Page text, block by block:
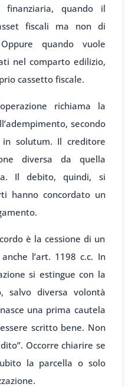
finanziaria, quando il
fiscali ma non di
quando vuole
nel comparto edilizio,
cassetto fiscale.
richiama la
secondo
solutum. Il creditore
diversa da quella
Il debito, quindi, si
hanno concordato un
è la cessione di un
l’art. 1198 c.c. In
si estingue con la
salvo diversa volontà
una prima cautela
scritto bene. Non
Occorre chiarire se
la parcella o solo